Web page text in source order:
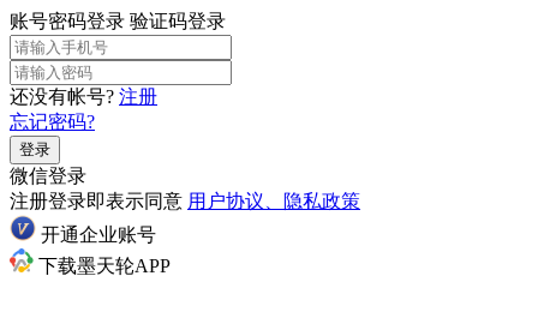
账号密码登录 验证码登录
还没有帐号? 注册
忘记密码?
登录
微信登录
注册登录即表示同意 用户协议、隐私政策
开通企业账号
下载墨天轮APP